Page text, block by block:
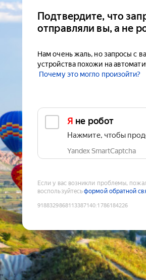
Подтвердите, что
отправляли вы, а не
Нам очень жаль, но запросы с
устройства похожи на
Почему это могло произойти?
Я не робот
Нажмите, чтобы
Yandex SmartCaptcha
Если у вас возникли проблемы,
воспользуйтесьформой обратной
9188329868113387140:1786184226